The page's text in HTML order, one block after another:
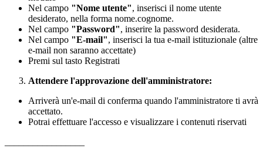
Nel campo "Nome utente", inserisci il nome utente
desiderato, nella forma nome.cognome.
Nel campo "Password", inserire la password desiderata.
Nel campo "E-mail", inserisci la tua e-mail istituzionale (altre
e-mail non saranno accettate)
Premi sul tasto Registrati
Attendere l'approvazione dell'amministratore:
Arriverà un'e-mail di conferma quando l'amministratore ti avrà
accettato.
Potrai effettuare l'accesso e visualizzare i contenuti riservati